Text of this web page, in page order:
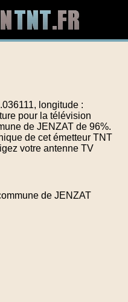
longitude :
pour la télévision
de JENZAT de 96%.
de cet émetteur TNT
votre antenne TV
de JENZAT